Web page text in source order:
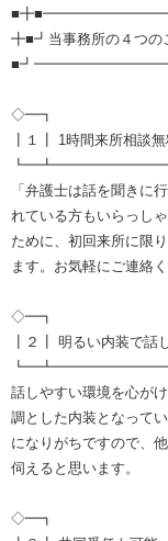
╋■┛当事務所の４つの
◇━┓
┃１┃ 1時間来所相談無
「弁護士は話を聞きに
れている方もいらっし
ために、初回来所に限
ます。お気軽にご連絡く
◇━┓
┃２┃ 明るい内装で話
話しやすい環境を心が
調とした内装となって
になりがちですので、
伺えると思います。
◇━┓